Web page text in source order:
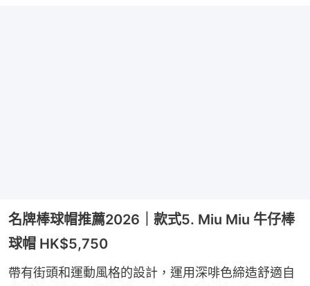
名牌棒球帽推薦2026｜款式5. Miu Miu 牛仔棒
球帽 HK$5,750
帶有街頭和運動風格的設計，運用深啡色締造舒適自